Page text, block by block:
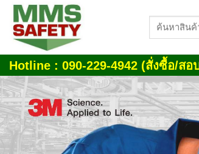
Skip
content
ค้นหา:
Hotline : 090-229-4942 (สั่งซื้อ/ส